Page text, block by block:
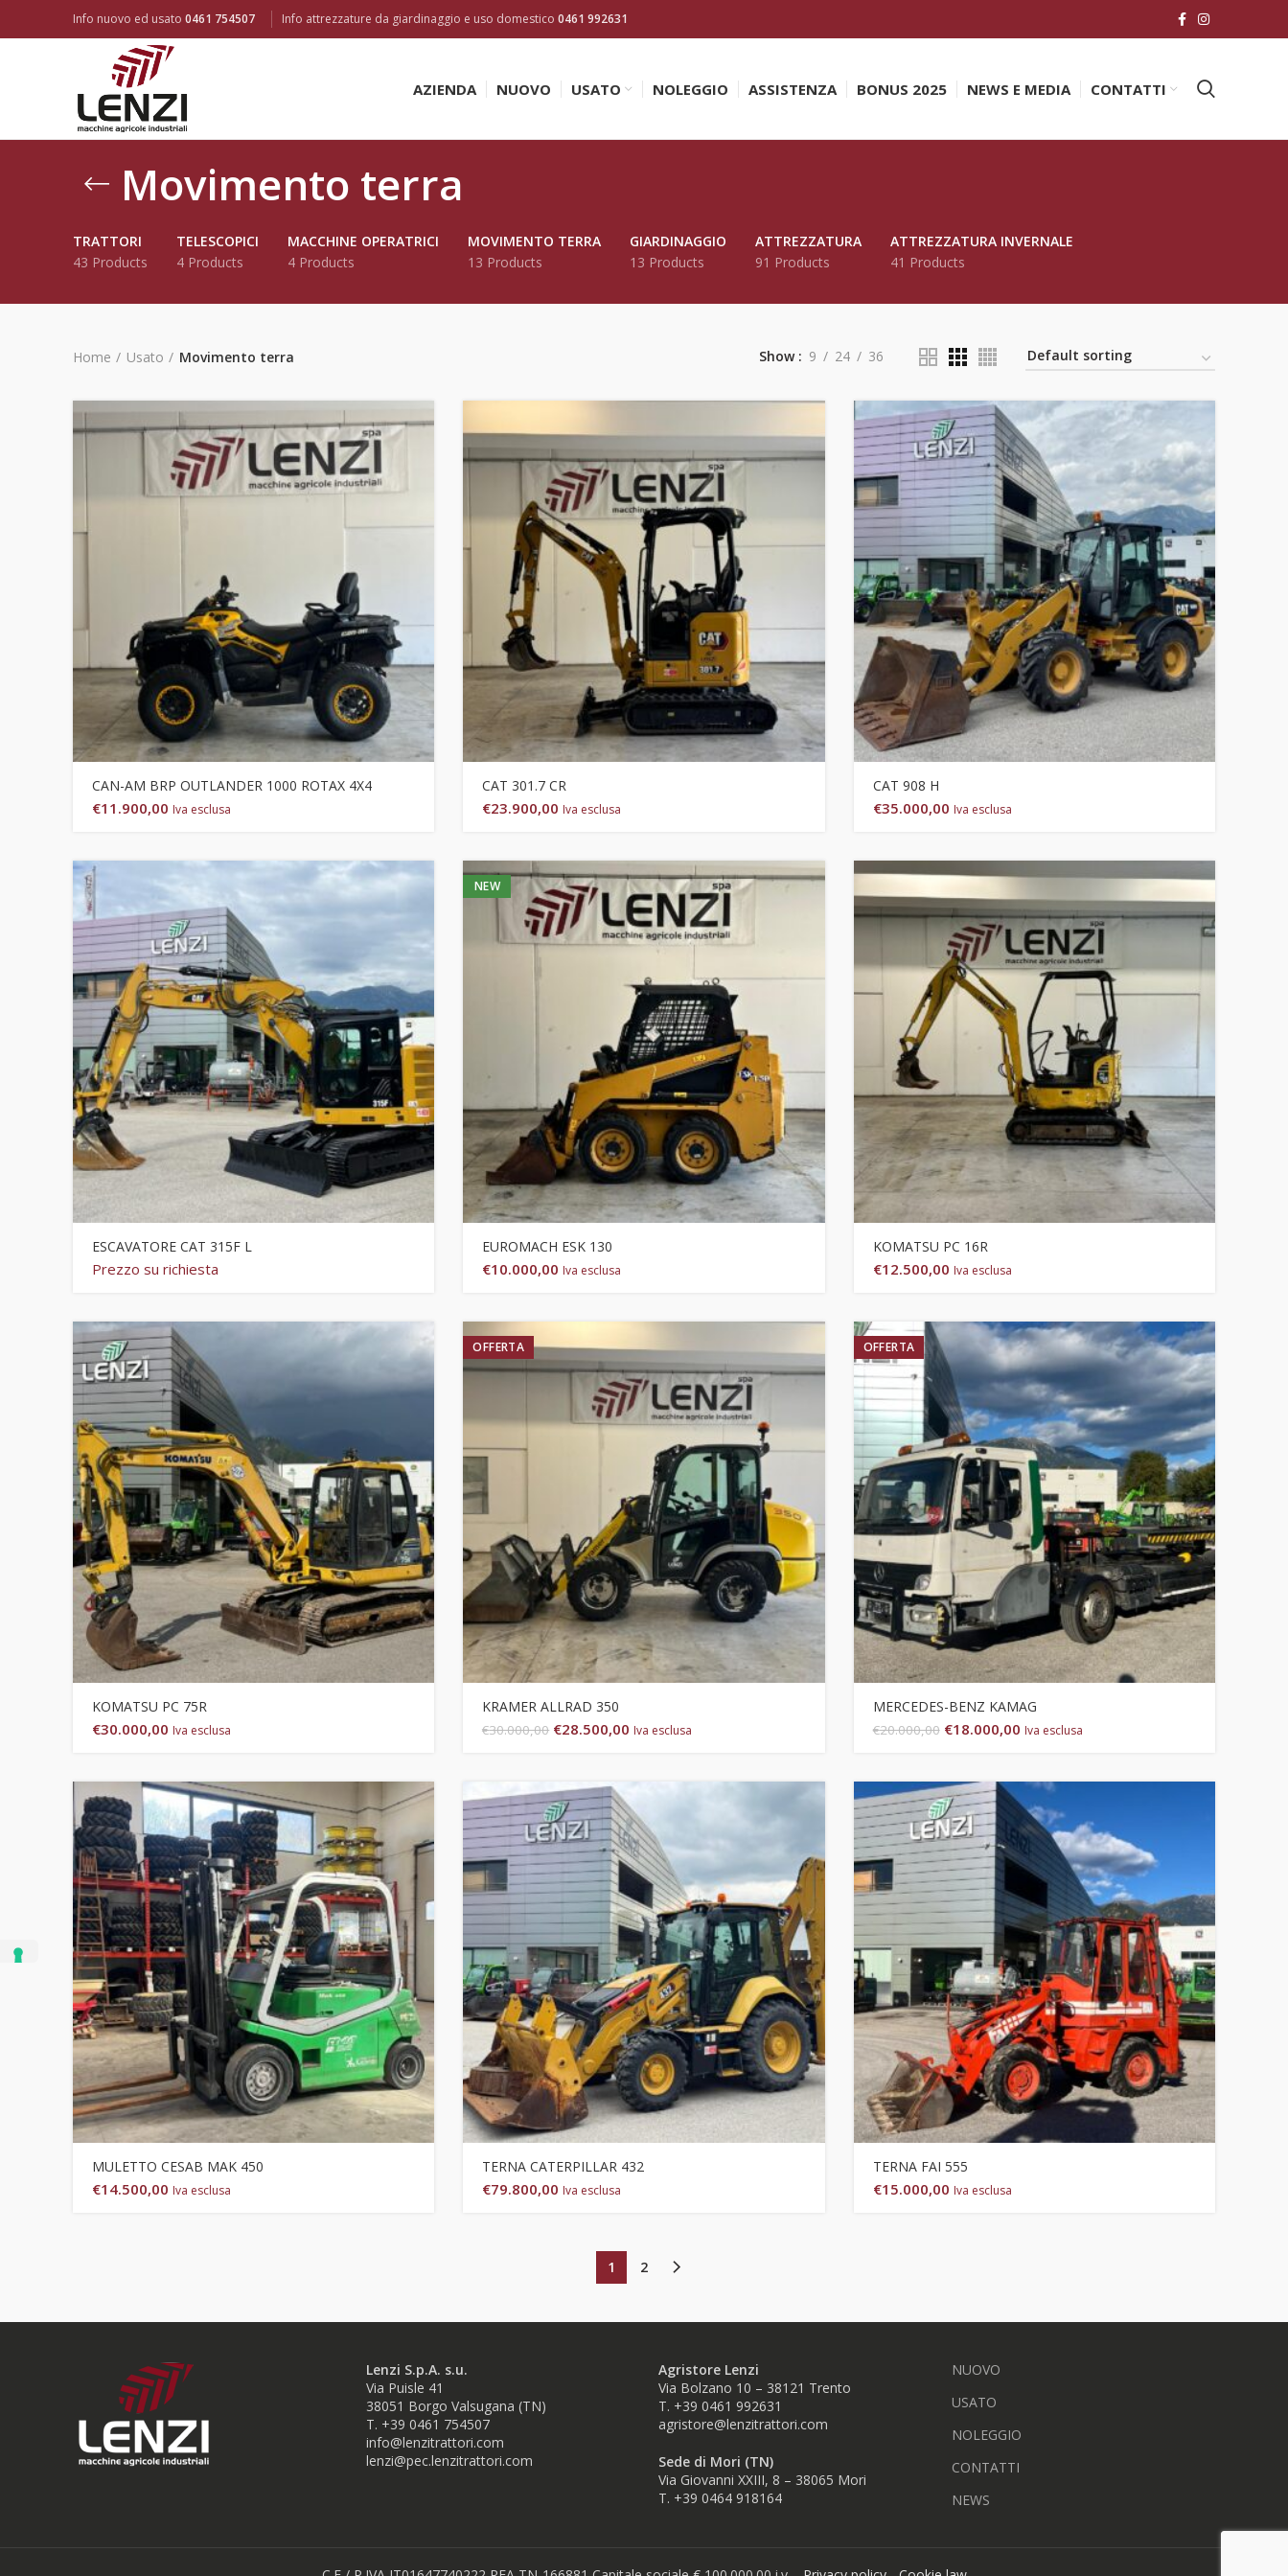
Info nuovo ed usato 0461 754507 Info attrezzature da giardinaggio e uso domestico 0461 992631
AZIENDA NUOVO USATO NOLEGGIO ASSISTENZA BONUS 2025 NEWS E MEDIA CONTATTI
Movimento terra
TRATTORI
43 Products
TELESCOPICI
4 Products
MACCHINE OPERATRICI
4 Products
MOVIMENTO TERRA
13 Products
GIARDINAGGIO
13 Products
ATTREZZATURA
91 Products
ATTREZZATURA INVERNALE
41 Products
Home Usato Movimento terra Show 9 24 36
CAN-AM BRP OUTLANDER 1000 ROTAX 4X4
€11.900,00 Iva esclusa
CAT 301.7 CR
€23.900,00 Iva esclusa
CAT 908 H
€35.000,00 Iva esclusa
ESCAVATORE CAT 315F L
Prezzo su richiesta
NEW
EUROMACH ESK 130
€10.000,00 Iva esclusa
KOMATSU PC 16R
€12.500,00 Iva esclusa
KOMATSU PC 75R
€30.000,00 Iva esclusa
OFFERTA
KRAMER ALLRAD 350
€30.000,00 €28.500,00 Iva esclusa
OFFERTA
MERCEDES-BENZ KAMAG
€20.000,00 €18.000,00 Iva esclusa
MULETTO CESAB MAK 450
€14.500,00 Iva esclusa
TERNA CATERPILLAR 432
€79.800,00 Iva esclusa
TERNA FAI 555
€15.000,00 Iva esclusa
1 2
Lenzi S.p.A. s.u.
Via Puisle 41
38051 Borgo Valsugana (TN)
T. +39 0461 754507
info@lenzitrattori.com
lenzi@pec.lenzitrattori.com
Agristore Lenzi
Via Bolzano 10 – 38121 Trento
T. +39 0461 992631
agristore@lenzitrattori.com
Sede di Mori (TN)
Via Giovanni XXIII, 8 – 38065 Mori
T. +39 0464 918164
NUOVO
USATO
NOLEGGIO
CONTATTI
NEWS